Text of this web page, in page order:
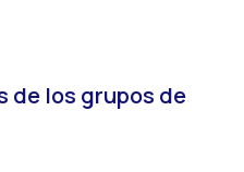
de los grupos de